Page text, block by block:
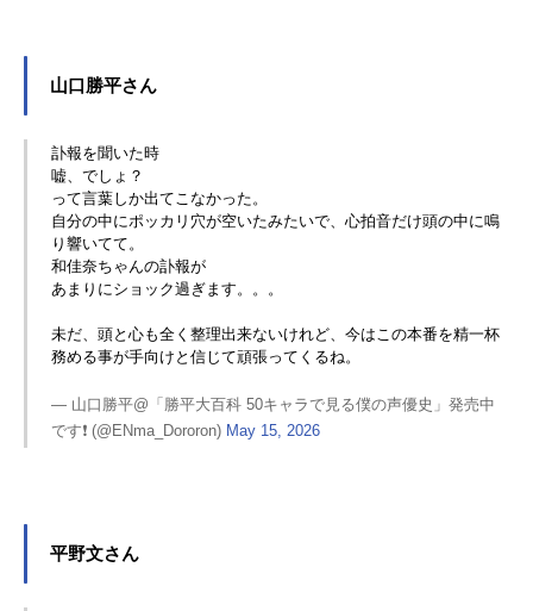
山口勝平さん
訃報を聞いた時
嘘、でしょ？
って言葉しか出てこなかった。
自分の中にポッカリ穴が空いたみたいで、心拍音だけ頭の中に鳴
り響いてて。
和佳奈ちゃんの訃報が
あまりにショック過ぎます。。。
未だ、頭と心も全く整理出来ないけれど、今はこの本番を精一杯
務める事が手向けと信じて頑張ってくるね。
— 山口勝平@「勝平大百科 50キャラで見る僕の声優史」発売中
です❗️ (@ENma_Dororon) May 15, 2026
平野文さん